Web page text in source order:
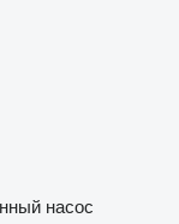
насос